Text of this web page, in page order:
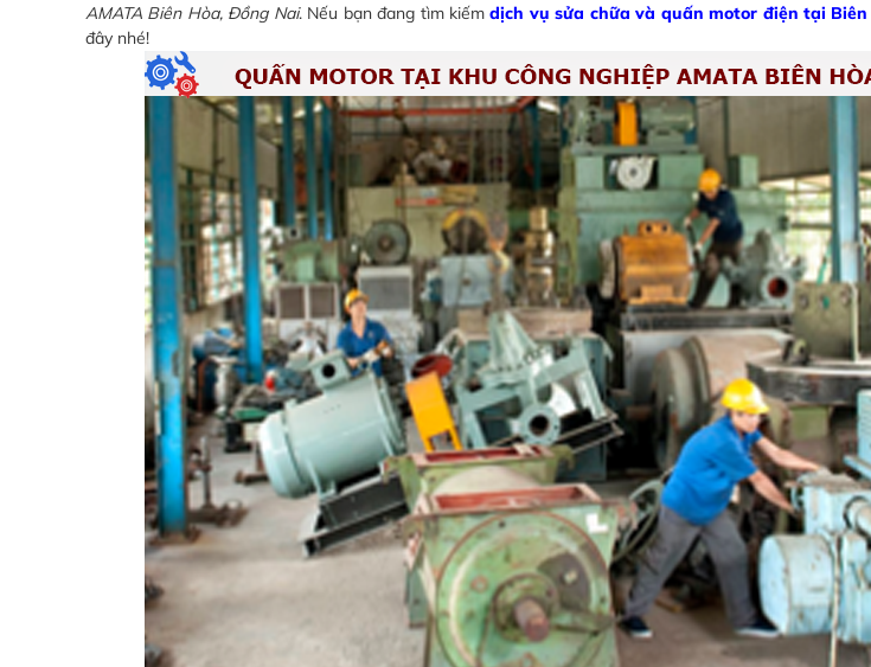
AMATA Biên Hòa, Đồng Nai. Nếu bạn đang tìm kiếmdịch vụ sửa chữa và quấn motor điện tại Biên
đây nhé!